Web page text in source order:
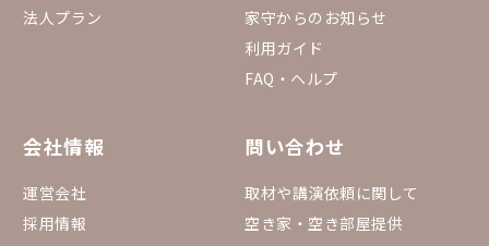
法人プラン
家守からのお知らせ
利用ガイド
FAQ・ヘルプ
会社情報
運営会社
採用情報
問い合わせ
取材や講演依頼に関して
空き家・空き部屋提供